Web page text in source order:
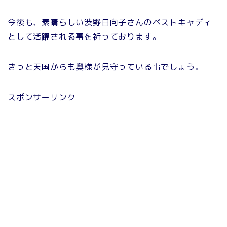
今後も、素晴らしい渋野日向子さんのベストキャディ
として活躍される事を祈っております。
きっと天国からも奥様が見守っている事でしょう。
スポンサーリンク